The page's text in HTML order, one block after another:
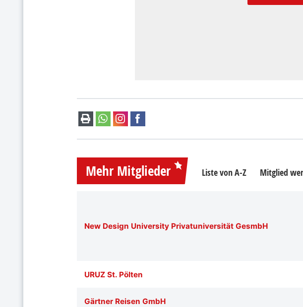
Mehr Mitglieder Liste von A-Z Mitglied
New Design University Privatuniversität GesmbH
URUZ St. Pölten
Gärtner Reisen GmbH